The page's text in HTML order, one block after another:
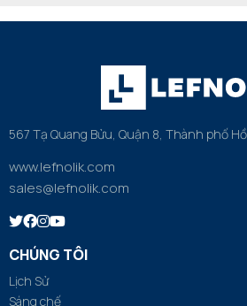
567 Tạ Quang Bửu, Quận 8, Thành phố
www.lefnolik.com
sales@lefnolik.com
CHÚNG TÔI
Lịch Sử
Sáng chế